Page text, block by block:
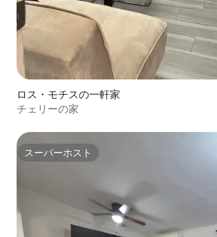
ロス・モチスの一軒家
チェリーの家
スーパーホスト
スーパーホスト